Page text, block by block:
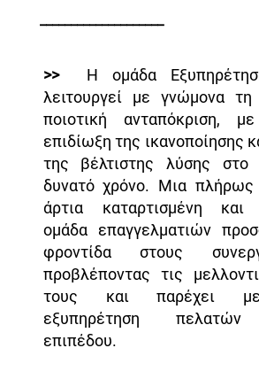
>>Η ομάδα
λειτουργεί με γνώμονα τη
ποιοτική ανταπόκριση,
επιδίωξη της ικανοποίησης
της βέλτιστης λύσης στο
δυνατό χρόνο. Μια πλήρως
άρτια καταρτισμένη και
ομάδα επαγγελματιών
φροντίδα στους
προβλέποντας τις
τους και παρέχει
εξυπηρέτηση πελατών
επιπέδου.